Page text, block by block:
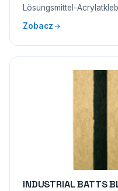
Lösungsmittel-
Zobacz
INDUSTRIAL BATTS